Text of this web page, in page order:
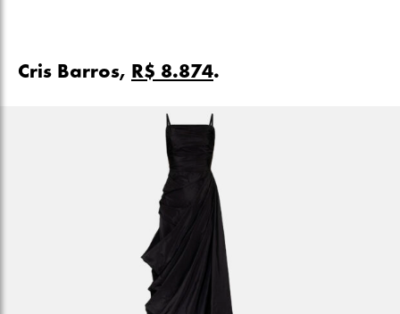
Cris Barros, R$ 8.874.